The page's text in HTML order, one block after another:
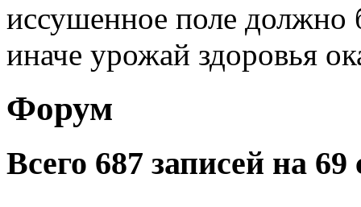
иссушенное поле должно
иначе урожай здоровья
Форум
Всего 687 записей на